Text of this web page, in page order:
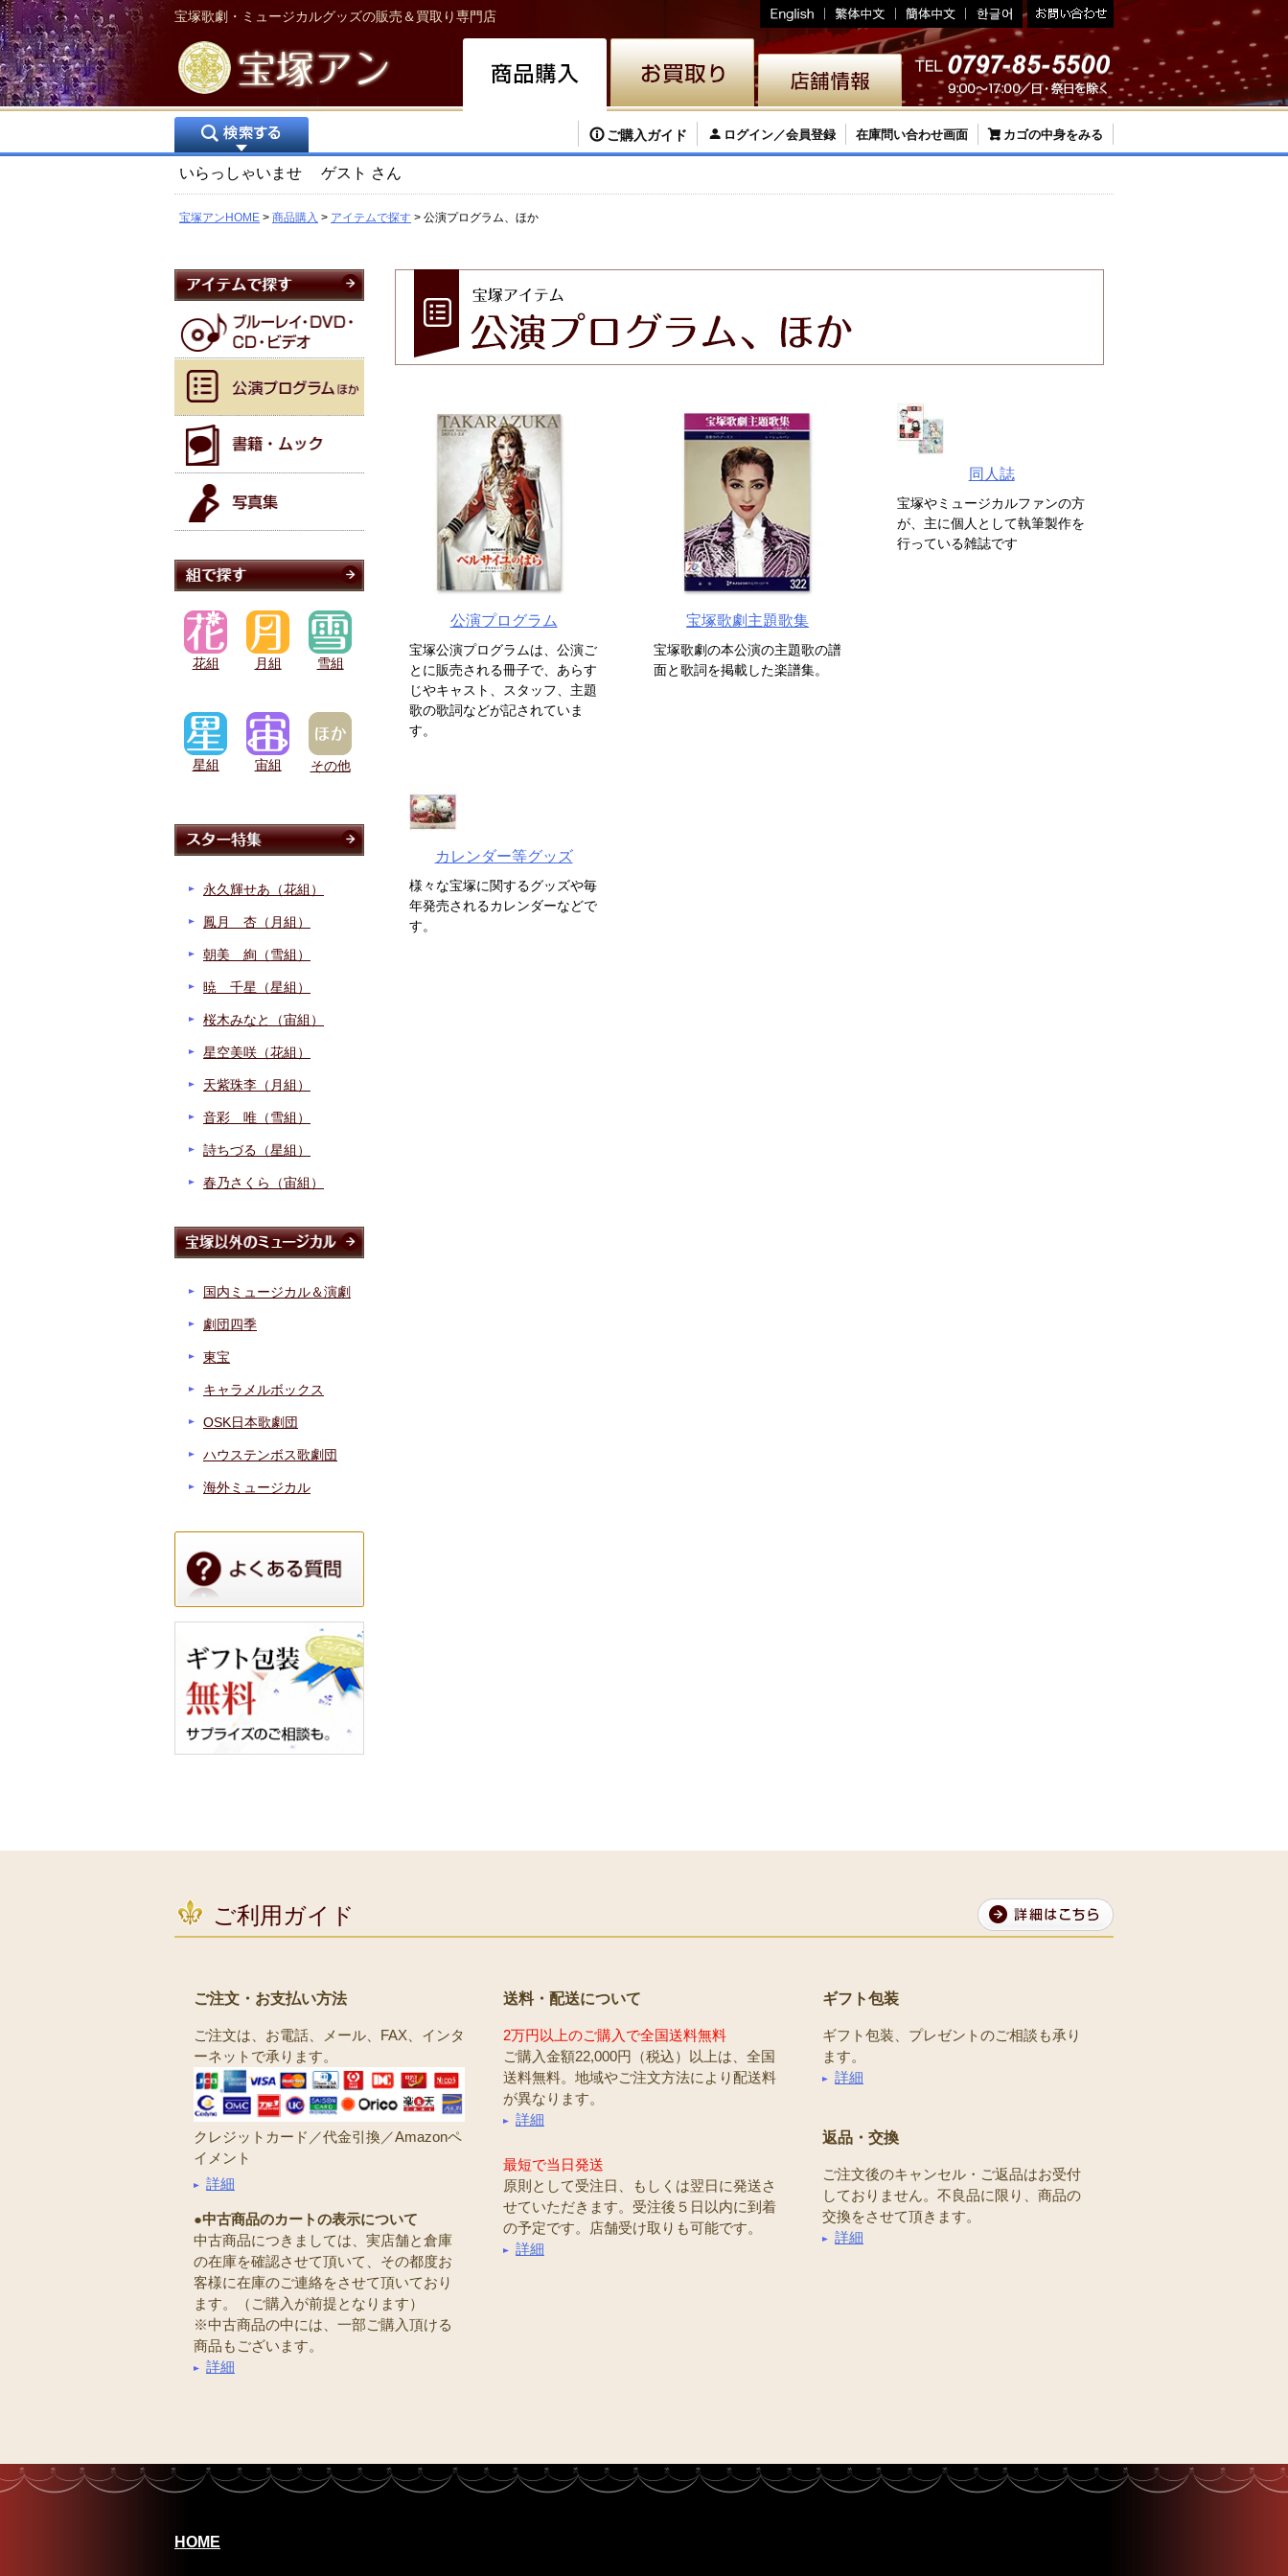
宝塚歌劇・ミュージカルグッズの販売＆買取り専門店
ご購入ガイド ログイン／会員登録 在庫問い合わせ画面 カゴの中身をみる
いらっしゃいませ ゲスト さん
宝塚アンHOME 商品購入 アイテムで探す 公演プログラム、ほか
公演プログラム
宝塚公演プログラムは、公演ご
とに販売される冊子で、あらす
じやキャスト、スタッフ、主題
歌の歌詞などが記されていま
す。
宝塚歌劇主題歌集
宝塚歌劇の本公演の主題歌の譜
面と歌詞を掲載した楽譜集。
同人誌
宝塚やミュージカルファンの方
が、主に個人として執筆製作を
行っている雑誌です
カレンダー等グッズ
様々な宝塚に関するグッズや毎
年発売されるカレンダーなどで
す。
花組 月組 雪組
星組 宙組 その他
永久輝せあ（花組）
鳳月 杏（月組）
朝美 絢（雪組）
暁 千星（星組）
桜木みなと（宙組）
星空美咲（花組）
天紫珠李（月組）
音彩 唯（雪組）
詩ちづる（星組）
春乃さくら（宙組）
国内ミュージカル＆演劇
劇団四季
東宝
キャラメルボックス
OSK日本歌劇団
ハウステンボス歌劇団
海外ミュージカル
ご利用ガイド
ご注文・お支払い方法
ご注文は、お電話、メール、FAX、インタ
ーネットで承ります。
クレジットカード／代金引換／Amazonペ
イメント
詳細
●中古商品のカートの表示について
中古商品につきましては、実店舗と倉庫
の在庫を確認させて頂いて、その都度お
客様に在庫のご連絡をさせて頂いており
ます。（ご購入が前提となります）
※中古商品の中には、一部ご購入頂ける
商品もございます。
詳細
送料・配送について
2万円以上のご購入で全国送料無料
ご購入金額22,000円（税込）以上は、全国
送料無料。地域やご注文方法により配送料
が異なります。
詳細
最短で当日発送
原則として受注日、もしくは翌日に発送さ
せていただきます。受注後５日以内に到着
の予定です。店舗受け取りも可能です。
詳細
ギフト包装
ギフト包装、プレゼントのご相談も承り
ます。
詳細
返品・交換
ご注文後のキャンセル・ご返品はお受付
しておりません。不良品に限り、商品の
交換をさせて頂きます。
詳細
HOME